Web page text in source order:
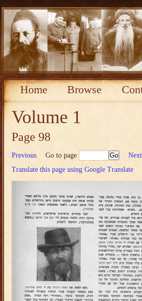
Home Browse
Volume 1
Page 98
Previous Go to page
Next
Translate this page using Google Translate